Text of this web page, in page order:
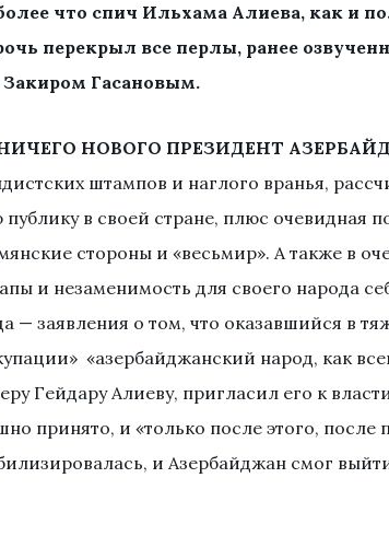
что спич Ильхама Алиева, как и
перекрыл все перлы, ранее
Гасановым.
НОВОГО ПРЕЗИДЕНТ
штампов и наглого вранья,
в своей стране, плюс очевидная
стороны и «весьмир». А также в
и незаменимость для своего народа
— заявления о том, что оказавшийся в
«азербайджанский народ, как
Гейдару Алиеву, пригласил его к
принято, и «только после этого, после
и Азербайджан смог